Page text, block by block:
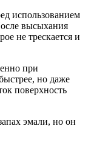
использованием
высыхания
не трескается и
при
но даже
поверхность
эмали, но он